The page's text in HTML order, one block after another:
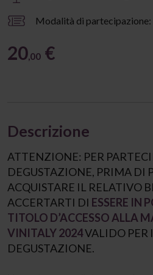
Modalità di partecipazione:
20 ,00 €
Descrizione
ATTENZIONE: PER
DEGUSTAZIONE, PRIMA DI
ACQUISTARE IL RELATIVO
ACCERTARTI DI ESSERE IN
TITOLO D’ACCESSO ALLA
VINITALY 2024VALIDO PER
DEGUSTAZIONE.